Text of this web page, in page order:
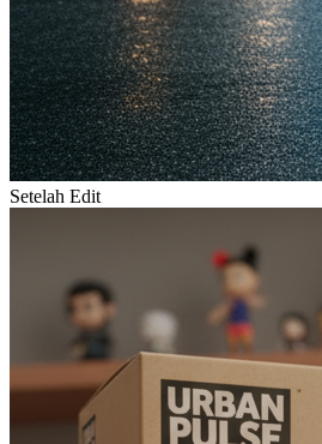
Setelah Edit